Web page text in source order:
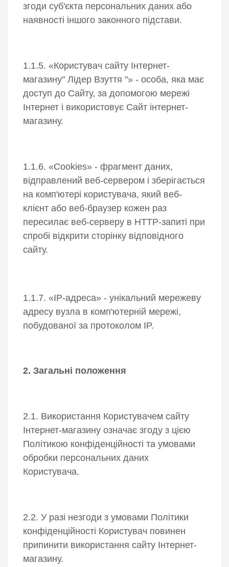
згоди суб'єкта персональних даних або
наявності іншого законного підстави.
1.1.5. «Користувач сайту Інтернет-
магазину" Лідер Взуття "» - особа, яка має
доступ до Сайту, за допомогою мережі
Інтернет і використовує Сайт інтернет-
магазину.
1.1.6. «Cookies» - фрагмент даних,
відправлений веб-сервером і зберігається
на комп'ютері користувача, який веб-
клієнт або веб-браузер кожен раз
пересилає веб-серверу в HTTP-запиті при
спробі відкрити сторінку відповідного
сайту.
1.1.7. «IP-адреса» - унікальний мережеву
адресу вузла в комп'ютерній мережі,
побудованої за протоколом IP.
2. Загальні положення
2.1. Використання Користувачем сайту
Інтернет-магазину означає згоду з цією
Політикою конфіденційності та умовами
обробки персональних даних
Користувача.
2.2. У разі незгоди з умовами Політики
конфіденційності Користувач повинен
припинити використання сайту Інтернет-
магазину.